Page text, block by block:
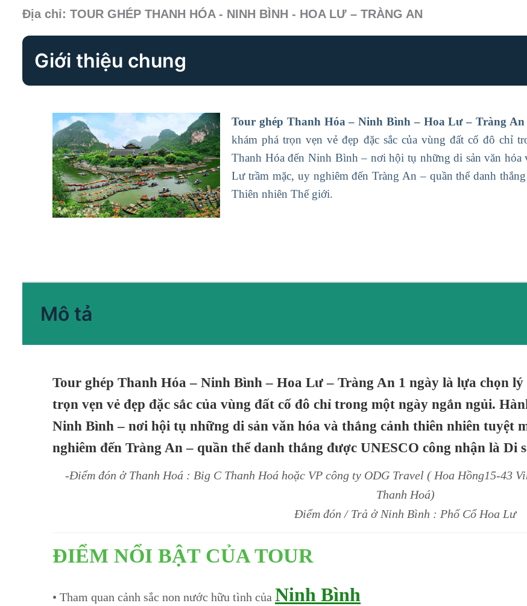
Địa chỉ: TOUR GHÉP THANH HÓA - NINH BÌNH - HOA LƯ – TRÀNG AN
Giới thiệu chung
Tour ghép Thanh Hóa – Ninh Bình – Hoa Lư – Tràng An
khám phá trọn vẹn vẻ đẹp đặc sắc của vùng đất cố đô chỉ
Thanh Hóa đến Ninh Bình – nơi hội tụ những di sản văn hóa
Lư trầm mặc, uy nghiêm đến Tràng An – quần thể danh
Thiên nhiên Thế giới.
Mô tả
Tour ghép Thanh Hóa – Ninh Bình – Hoa Lư – Tràng An 1 ngày là lựa chọn
trọn vẹn vẻ đẹp đặc sắc của vùng đất cố đô chỉ trong một ngày ngắn ngủi.
Ninh Bình – nơi hội tụ những di sản văn hóa và thắng cảnh thiên nhiên tuyệt
nghiêm đến Tràng An – quần thể danh thắng được UNESCO công nhận là Di
-Điểm đón ở Thanh Hoá : Big C Thanh Hoá hoặc VP công ty ODG Travel ( Hoa Hồng15-43
Thanh Hoá)
Điểm đón / Trả ở Ninh Bình : Phố Cổ Hoa Lư
ĐIỂM NỔI BẬT CỦA TOUR
• Tham quan cảnh sắc non nước hữu tình của Ninh Bình